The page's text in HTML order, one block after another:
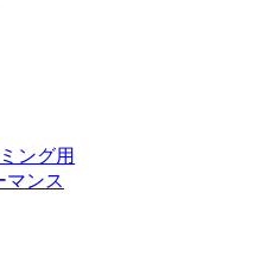
ング用
マンス